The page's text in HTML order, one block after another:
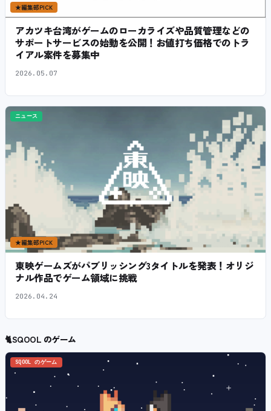
★編集部PICK
アカツキ台湾がゲームのローカライズや品質管理などの
サポートサービスの始動を公開！お値打ち価格でのトラ
イアル案件を募集中
2026.05.07
ニュース
★編集部PICK
東映ゲームズがパブリッシング3タイトルを発表！オリジ
ナル作品でゲーム領域に挑戦
2026.04.24
🐈SQOOL のゲーム
SQOOL のゲーム